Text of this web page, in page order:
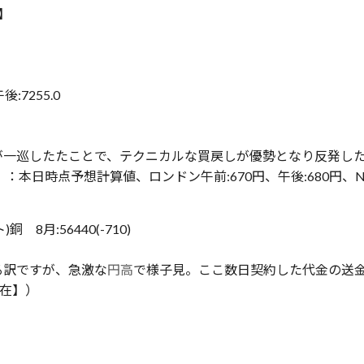
:7255.0
巡したたことで、テクニカルな買戻しが優勢となり反発し
本日時点予想計算値、ロンドン午前:670円、午後:680円、
)銅 8月:56440(-710)
ですが、急激な円高で様子見。ここ数日契約した代金の送
】）